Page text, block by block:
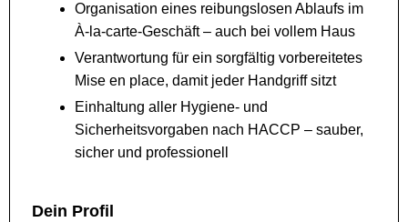
Organisation eines reibungslosen Ablaufs im
À-la-carte-Geschäft – auch bei vollem Haus
Verantwortung für ein sorgfältig vorbereitetes
Mise en place, damit jeder Handgriff sitzt
Einhaltung aller Hygiene- und
Sicherheitsvorgaben nach HACCP – sauber,
sicher und professionell
Dein Profil